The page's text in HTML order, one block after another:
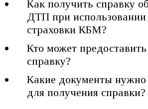
Как получить справку
ДТП при
страховки КБМ?
Кто может
справку?
Какие документы нужно
для получения справки?